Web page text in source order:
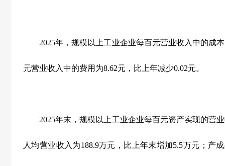
2025年，规模以上工业企业每百元营业收入中的成
元营业收入中的费用为8.62元，比上年减少0.02元。
2025年末，规模以上工业企业每百元资产实现的营
人均营业收入为188.9万元，比上年末增加5.5万元；产